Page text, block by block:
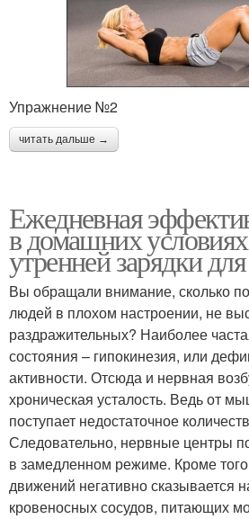
Упражнение №2
читать дальше →
Ежедневная
в домашних
утренней зарядки
Вы обращали внимание, сколько
людей в плохом настроении, не
раздражительных? Наиболее
состояния – гипокинезия, или
активности. Отсюда и нервная
хроническая усталость. Ведь от
поступает недостаточное
Следовательно, нервные центры
в замедленном режиме. Кроме
движений негативно сказывается
кровеносных сосудов, питающих